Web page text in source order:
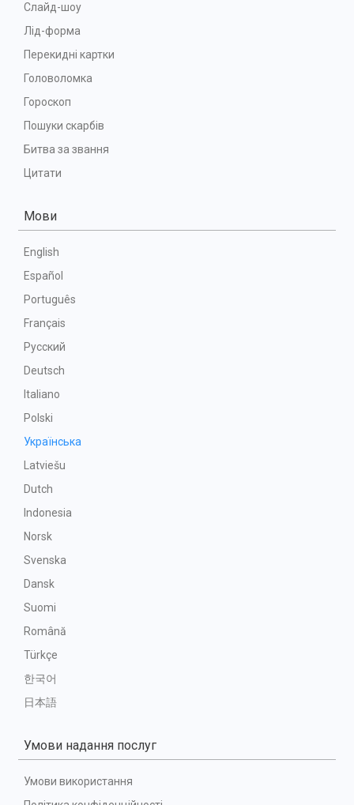
Слайд-шоу
Лід-форма
Перекидні картки
Головоломка
Гороскоп
Пошуки скарбів
Битва за звання
Цитати
Мови
English
Español
Português
Français
Русский
Deutsch
Italiano
Polski
Українська
Latviešu
Dutch
Indonesia
Norsk
Svenska
Dansk
Suomi
Română
Türkçe
한국어
日本語
Умови надання послуг
Умови використання